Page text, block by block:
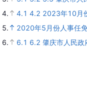
4.
4.1 4.2 2023年10月
5.
2020年5月份人事任
6.
6.1 6.2 肇庆市人民政